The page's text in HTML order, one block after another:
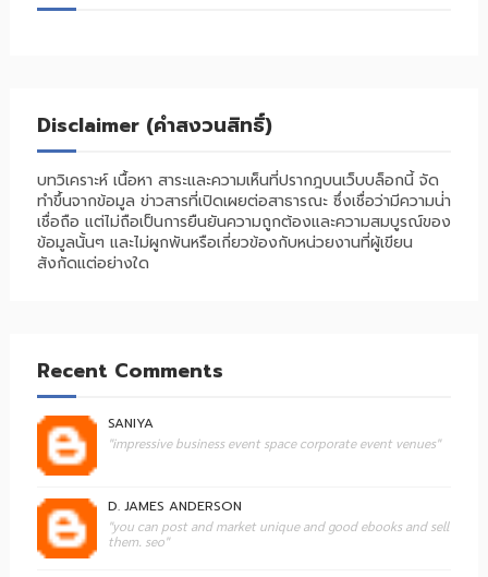
Disclaimer (คำสงวนสิทธิ์)
บทวิเคราะห์ เนื้อหา สาระและความเห็นที่ปรากฎบนเว็บบล็อกนี้ จัด
ทำขึ้นจากข้อมูล ข่าวสารที่เปิดเผยต่อสาธารณะ ซึ่งเชื่อว่ามีความน่่า
เชื่อถือ แต่ไม่ถือเป็นการยืนยันความถูกต้องและความสมบูรณ์ของ
ข้อมูลนั้นๆ และไม่ผูกพันหรือเกี่ยวข้องกับหน่วยงานที่ผู้เขียน
สังกัดแต่อย่างใด
Recent Comments
SANIYA
"impressive business event space corporate event venues"
D. JAMES ANDERSON
"you can post and market unique and good ebooks and sell
them. seo"